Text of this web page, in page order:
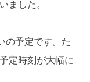
ました。
の予定です。た
定時刻が大幅に